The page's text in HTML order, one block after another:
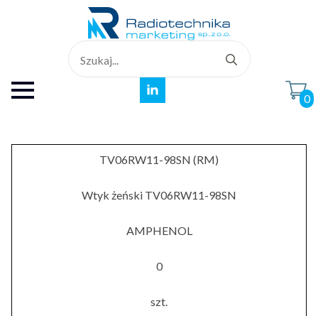
for:
0
TV06RW11-98SN (RM)
Wtyk żeński TV06RW11-98SN
AMPHENOL
0
szt.